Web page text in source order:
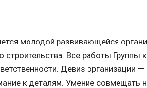
молодой развивающейся
Все работы Группы
Девиз организации —
к деталям. Умение совмещать